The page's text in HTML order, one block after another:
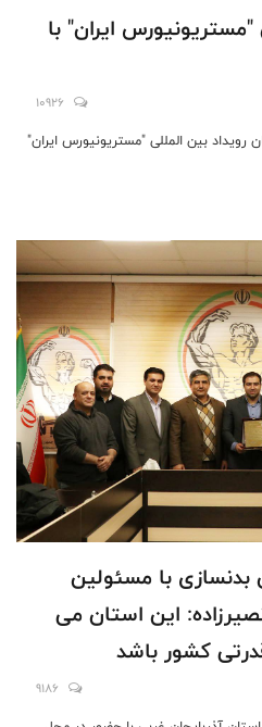
ایران" با
10926
بین المللی "مستریونیورس ایران"
با مسئولین
این استان می
کشور باشد
9186